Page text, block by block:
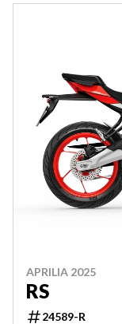
APRILIA 2025
RS
24589-R